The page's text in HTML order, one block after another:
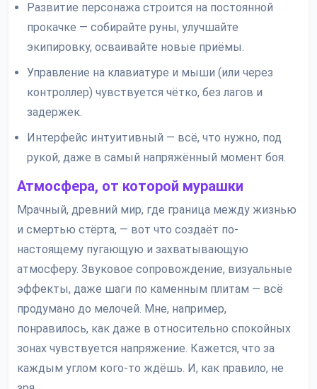
Развитие персонажа строится на постоянной
прокачке — собирайте руны, улучшайте
экипировку, осваивайте новые приёмы.
Управление на клавиатуре и мыши (или через
контроллер) чувствуется чётко, без лагов и
задержек.
Интерфейс интуитивный — всё, что нужно, под
рукой, даже в самый напряжённый момент боя.
Атмосфера, от которой мурашки
Мрачный, древний мир, где граница между жизнью
и смертью стёрта, — вот что создаёт по-
настоящему пугающую и захватывающую
атмосферу. Звуковое сопровождение, визуальные
эффекты, даже шаги по каменным плитам — всё
продумано до мелочей. Мне, например,
понравилось, как даже в относительно спокойных
зонах чувствуется напряжение. Кажется, что за
каждым углом кого-то ждёшь. И, как правило, не